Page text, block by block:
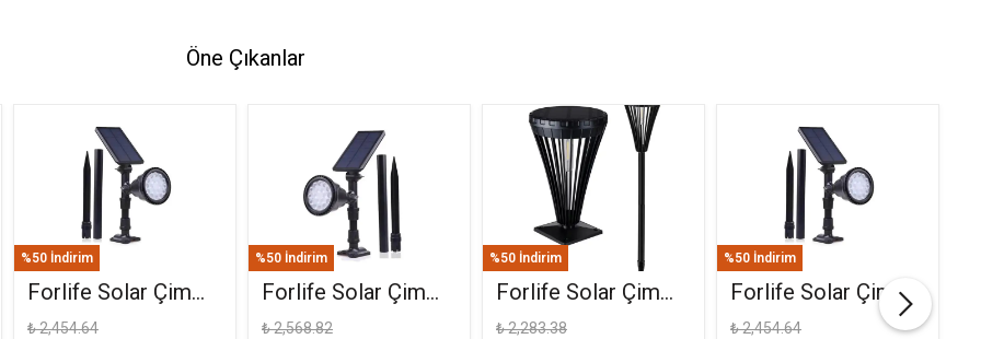
Öne Çıkanlar
%50 İndirim
Forlife Solar Çim
Saplama 30W
₺ 2,454.64
%50 İndirim
Forlife Solar Çim
Armatürü 30W RGB
₺ 2,568.82
%50 İndirim
Forlife Solar Çim
Ve Set Üstü
₺ 2,283.38
%50 İndirim
Forlife Solar Çim
Saplama 30W Yeşil
₺ 2,454.64